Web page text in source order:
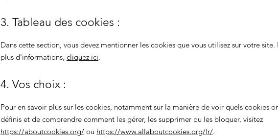
3. Tableau des cookies :
Dans cette section, vous devez mentionner les cookies que vous utilisez sur votre site.
plus d'informations, cliquez ici.
4. Vos choix :
Pour en savoir plus sur les cookies, notamment sur la manière de voir quels cookies
définis et de comprendre comment les gérer, les supprimer ou les bloquer, visitez
https://aboutcookies.org/ ou https://www.allaboutcookies.org/fr/.